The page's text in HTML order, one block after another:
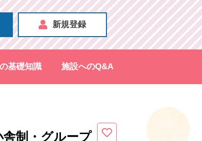
新規登録
基礎知識 施設へのQ&A
舎制・グループ